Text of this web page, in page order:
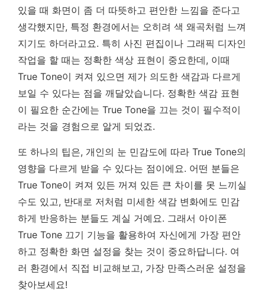
있을 때 화면이 좀 더 따뜻하고 편안한 느낌을 준다고
생각했지만, 특정 환경에서는 오히려 색 왜곡처럼 느껴
지기도 하더라고요. 특히 사진 편집이나 그래픽 디자인
작업을 할 때는 정확한 색상 표현이 중요한데, 이때
True Tone이 켜져 있으면 제가 의도한 색감과 다르게
보일 수 있다는 점을 깨달았습니다. 정확한 색감 표현
이 필요한 순간에는 True Tone을 끄는 것이 필수적이
라는 것을 경험으로 알게 되었죠.
또 하나의 팁은, 개인의 눈 민감도에 따라 True Tone의
영향을 다르게 받을 수 있다는 점이에요. 어떤 분들은
True Tone이 켜져 있든 꺼져 있든 큰 차이를 못 느끼실
수도 있고, 반대로 저처럼 미세한 색감 변화에도 민감
하게 반응하는 분들도 계실 거예요. 그래서 아이폰
True Tone 끄기 기능을 활용하여 자신에게 가장 편안
하고 정확한 화면 설정을 찾는 것이 중요하답니다. 여
러 환경에서 직접 비교해보고, 가장 만족스러운 설정을
찾아보세요!